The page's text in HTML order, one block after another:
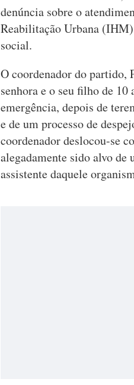
denúncia sobre o
Reabilitação Urbana
social.
O coordenador do partido,
senhora e o seu filho de
emergência, depois de
e de um processo de
coordenador deslocou-se
alegadamente sido alvo de
assistente daquele